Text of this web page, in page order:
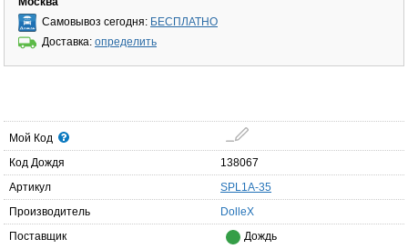
Самовывоз сегодня: БЕСПЛАТНО
Доставка: определить
Мой Код
Код Дождя
138067
Артикул
SPL1A-35
Производитель
DolleX
Поставщик
Дождь